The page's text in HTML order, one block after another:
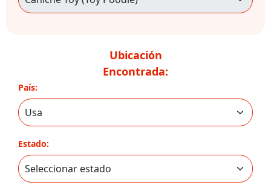
Ubicación
Encontrada:
País:
Estado: